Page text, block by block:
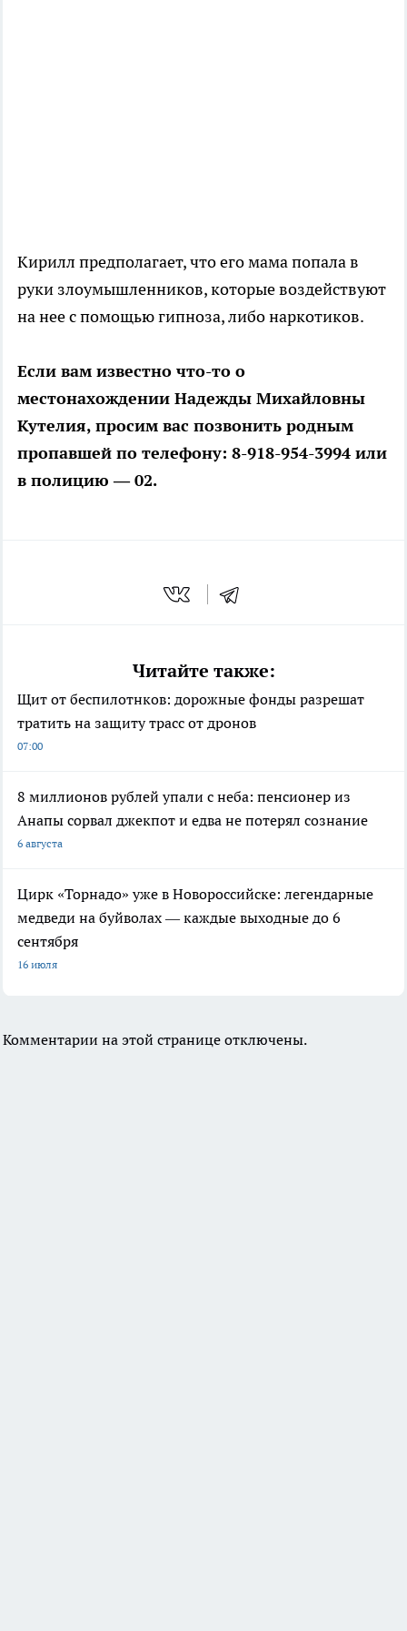
Кирилл предполагает, что его мама попала в
руки злоумышленников, которые воздействуют
на нее с помощью гипноза, либо наркотиков.
Если вам известно что-то о
местонахождении Надежды Михайловны
Кутелия, просим вас позвонить родным
пропавшей по телефону: 8-918-954-3994 или
в полицию — 02.
Читайте также:
Щит от беспилотнков: дорожные фонды разрешат
тратить на защиту трасс от дронов
07:00
8 миллионов рублей упали с неба: пенсионер из
Анапы сорвал джекпот и едва не потерял сознание
6 августа
Цирк «Торнадо» уже в Новороссийске: легендарные
медведи на буйволах — каждые выходные до 6
сентября
16 июля
Комментарии на этой странице отключены.